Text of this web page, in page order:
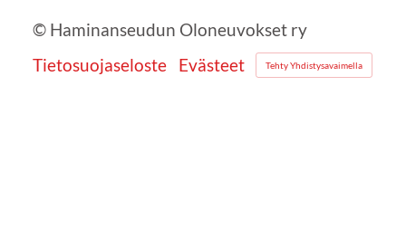
© Haminanseudun Oloneuvokset ry
Tietosuojaseloste
Evästeet Tehty Yhdistysavaimella